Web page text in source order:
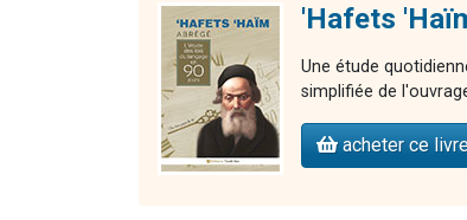
'Hafets
Une étude
simplifiée de
acheter ce